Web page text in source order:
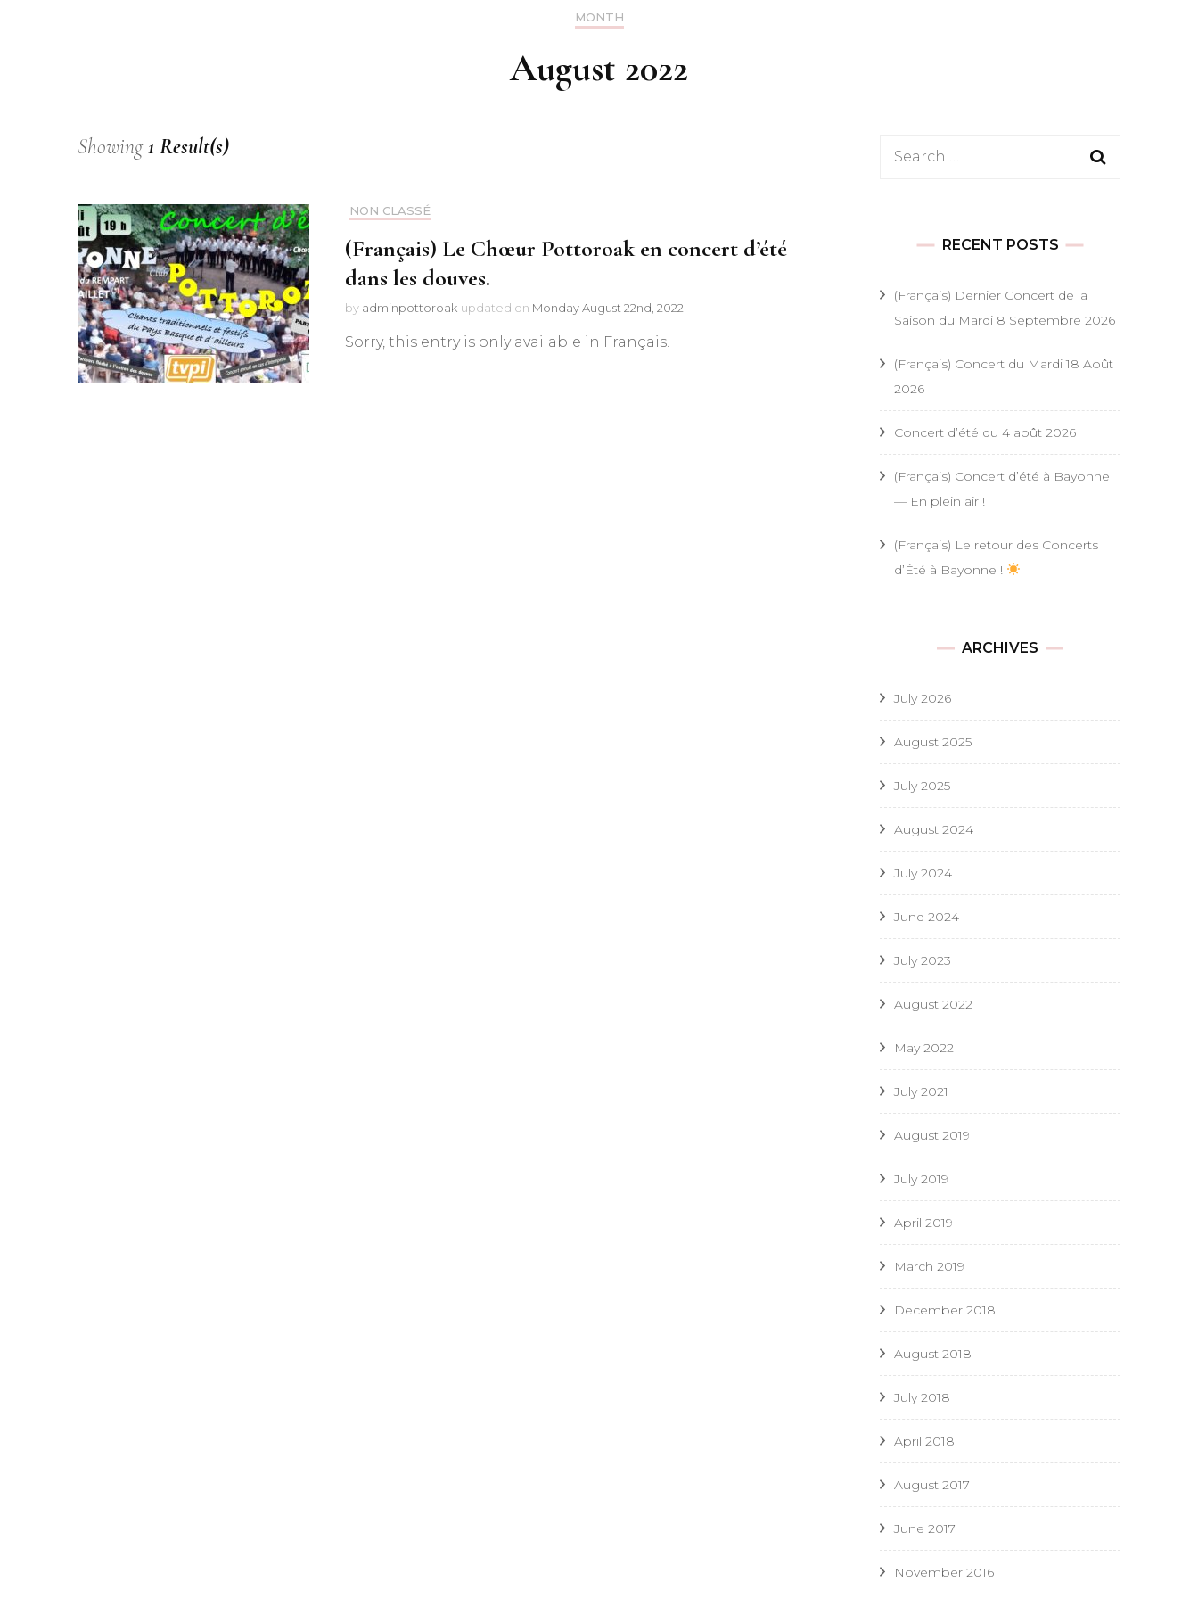
Chants
traditionnels et festifs
MONTH
August 2022
Showing1 Result(s)
NON CLASSÉ
(Français) Le Chœur Pottoroak en concert d’été
dans les douves.
by adminpottoroak updated on Monday August 22nd, 2022
Sorry, this entry is only available in Français.
Search
RECENT POSTS
(Français) Dernier Concert de la
Saison du Mardi 8 Septembre 2026
(Français) Concert du Mardi 18 Août
2026
Concert d’été du 4 août 2026
(Français) Concert d’été à Bayonne
— En plein air !
(Français) Le retour des Concerts
d’Été à Bayonne !
ARCHIVES
July 2026
August 2025
July 2025
August 2024
July 2024
June 2024
July 2023
August 2022
May 2022
July 2021
August 2019
July 2019
April 2019
March 2019
December 2018
August 2018
July 2018
April 2018
August 2017
June 2017
November 2016